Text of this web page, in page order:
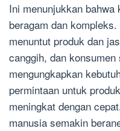
Ini menunjukkan
beragam dan
menuntut produk dan
canggih, dan
mengungkapkan
permintaan untuk
meningkat dengan
manusia semakin